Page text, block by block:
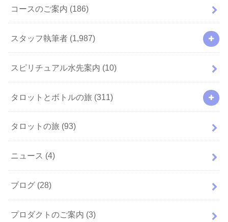
コースのご案内 (186)
スタッフ執筆者 (1,987)
スピリチュアル水先案内 (10)
タロットとボトルの旅 (311)
タロットの旅 (93)
ニュース (4)
ブログ (28)
プロダクトのご案内 (3)